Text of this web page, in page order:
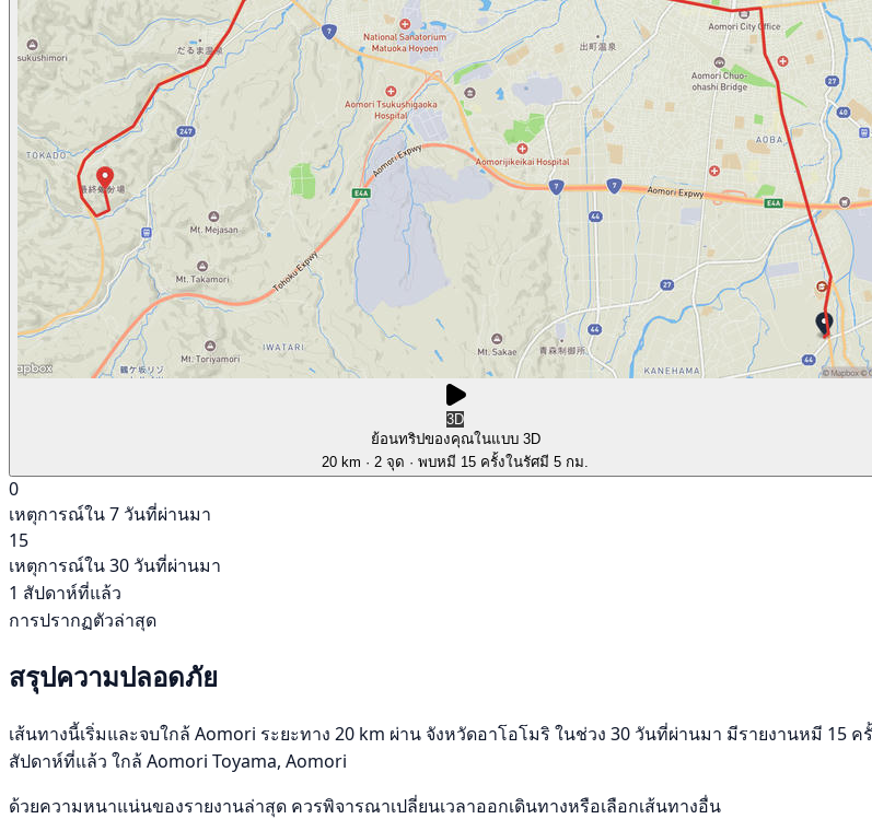
3D
ย้อนทริปของคุณในแบบ 3D
20 km · 2 จุด · พบหมี 15 ครั้งในรัศมี 5 กม.
0
เหตุการณ์ใน 7 วันที่ผ่านมา
15
เหตุการณ์ใน 30 วันที่ผ่านมา
1 สัปดาห์ที่แล้ว
การปรากฏตัวล่าสุด
สรุปความปลอดภัย
เส้นทางนี้เริ่มและจบใกล้ Aomori ระยะทาง 20 km ผ่าน จังหวัดอาโอโมริ ในช่วง 30 วันที่ผ่านมา มีรายงานหมี 15
สัปดาห์ที่แล้ว ใกล้ Aomori Toyama, Aomori
ด้วยความหนาแน่นของรายงานล่าสุด ควรพิจารณาเปลี่ยนเวลาออกเดินทางหรือเลือกเส้นทางอื่น